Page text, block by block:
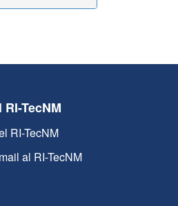
TecNM
RI-TecNM
al RI-TecNM